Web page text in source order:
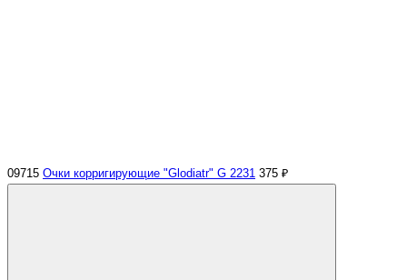
09715 Очки корригирующие "Glodiatr" G 2231 375 ₽